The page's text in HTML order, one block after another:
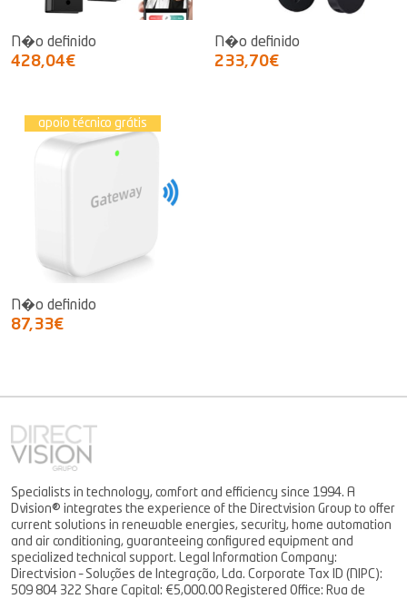
N�o definido
428,04€
N�o definido
233,70€
apoio técnico grátis
N�o definido
87,33€
Specialists in technology, comfort and efficiency since 1994. A
Dvision® integrates the experience of the Directvision Group to offer
current solutions in renewable energies, security, home automation
and air conditioning, guaranteeing configured equipment and
specialized technical support. Legal Information Company:
Directvision – Soluções de Integração, Lda. Corporate Tax ID (NIPC):
509 804 322 Share Capital: €5,000.00 Registered Office: Rua de